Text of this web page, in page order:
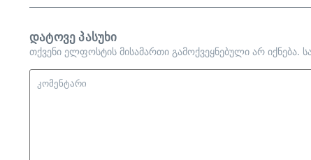
დატოვე პასუხი
თქვენი ელფოსტის მისამართი გამოქვეყნებული არ იქნება.